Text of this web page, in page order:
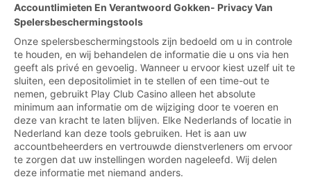
Accountlimieten En Verantwoord Gokken- Privacy Van
Spelersbeschermingstools
Onze spelersbeschermingstools zijn bedoeld om u in controle
te houden, en wij behandelen de informatie die u ons via hen
geeft als privé en gevoelig. Wanneer u ervoor kiest uzelf uit te
sluiten, een depositolimiet in te stellen of een time-out te
nemen, gebruikt Play Club Casino alleen het absolute
minimum aan informatie om de wijziging door te voeren en
deze van kracht te laten blijven. Elke Nederlands of locatie in
Nederland kan deze tools gebruiken. Het is aan uw
accountbeheerders en vertrouwde dienstverleners om ervoor
te zorgen dat uw instellingen worden nageleefd. Wij delen
deze informatie met niemand anders.